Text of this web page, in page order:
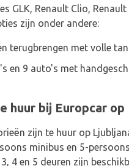
GLK, Renault Clio,
zijn onder andere:
terugbrengen met volle
en 9 auto's met
huur bij Europcar
zijn te huur op
minibus en 5-
4 en 5 deuren zijn